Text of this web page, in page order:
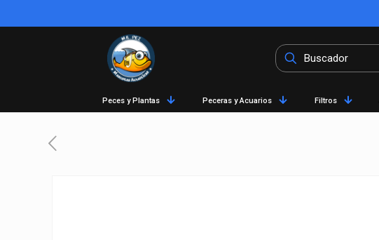
Peces y Plantas Peceras y Acuarios Filtros